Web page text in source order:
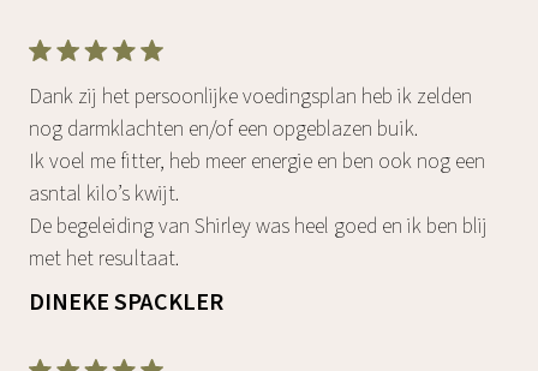
Dank zij het persoonlijke voedingsplan heb ik zelden
nog darmklachten en/of een opgeblazen buik.
Ik voel me fitter, heb meer energie en ben ook nog een
asntal kilo’s kwijt.
De begeleiding van Shirley was heel goed en ik ben blij
met het resultaat.
DINEKE SPACKLER